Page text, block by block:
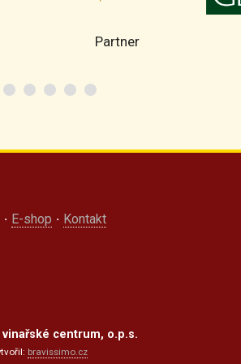
Partner
· E-shop · Kontakt
vinařské centrum, o.p.s.
bravissimo.cz